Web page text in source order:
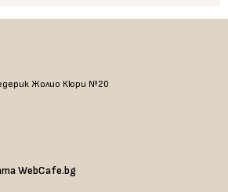
Жолио Кюри №20
WebCafe.bg